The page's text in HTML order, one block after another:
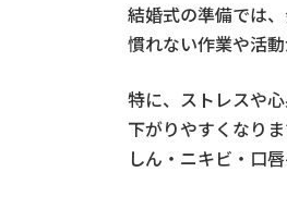
結婚式の準備では
慣れない作業や活
特に、ストレスや
下がりやすくなり
しん・ニキビ・口